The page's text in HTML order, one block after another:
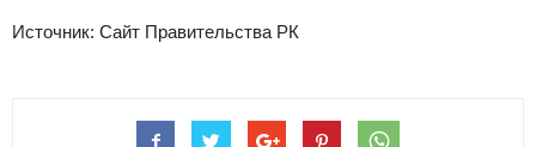
Источник: Сайт Правительства РК